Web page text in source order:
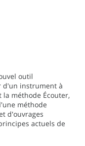
outil
d'un instrument à
la méthode Écouter,
méthode
d'ouvrages
actuels de